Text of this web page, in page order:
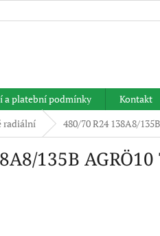
a platební podmínky Kontakt
radiální 480/70 R24 138A8/
135B